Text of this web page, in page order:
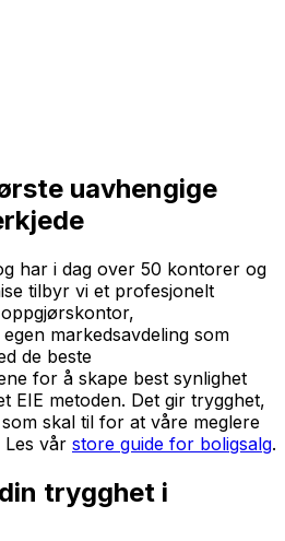
uavhengige
har i dag over 50 kontorer og
tilbyr vi et profesjonelt
markedsavdeling som
de beste
for å skape best synlighet
EIE metoden. Det gir trygghet,
skal til for at våre meglere
Les vår store guide for boligsalg.
trygghet i